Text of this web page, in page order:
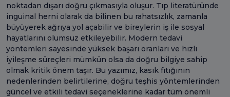
noktadan dışarı doğru çıkmasıyla oluşur. Tıp literatüründe
inguinal herni olarak da bilinen bu rahatsızlık, zamanla
büyüyerek ağrıya yol açabilir ve bireylerin iş ile sosyal
hayatlarını olumsuz etkileyebilir. Modern tedavi
yöntemleri sayesinde yüksek başarı oranları ve hızlı
iyileşme süreçleri mümkün olsa da doğru bilgiye sahip
olmak kritik önem taşır. Bu yazımız, kasık fıtığının
nedenlerinden belirtilerine, doğru teşhis yöntemlerinden
güncel ve etkili tedavi seçeneklerine kadar tüm önemli